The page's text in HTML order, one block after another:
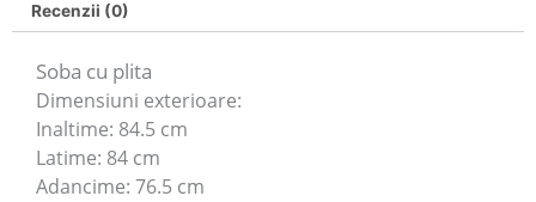
Recenzii (0)
Soba cu plita
Dimensiuni exterioare:
Inaltime: 84.5 cm
Latime: 84 cm
Adancime: 76.5 cm